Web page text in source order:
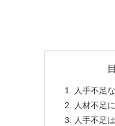
人手不足
人材不足
人手不足